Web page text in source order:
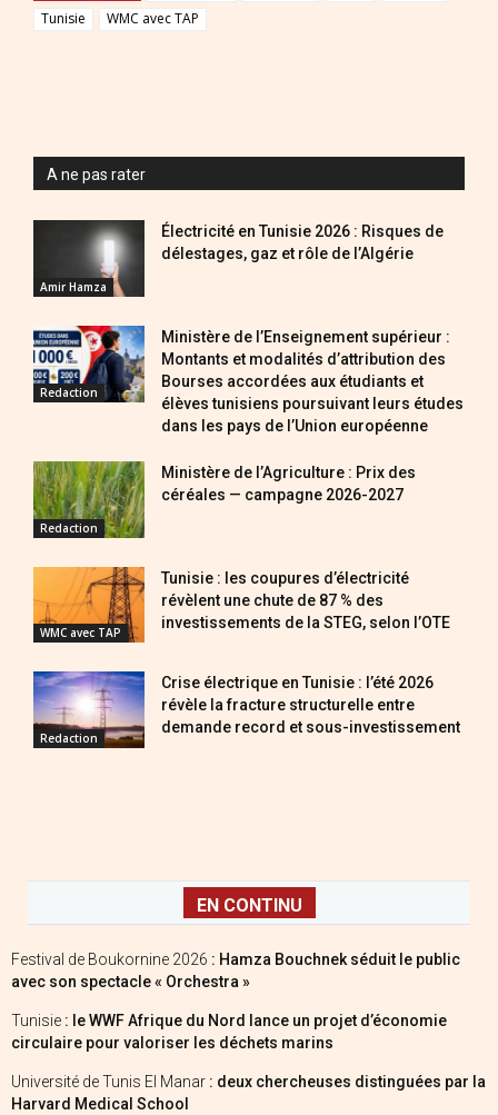
Tunisie
WMC avec TAP
A ne pas rater
Amir Hamza
Électricité en Tunisie 2026 : Risques de
délestages, gaz et rôle de l’Algérie
Redaction
Ministère de l’Enseignement supérieur :
Montants et modalités d’attribution des
Bourses accordées aux étudiants et
élèves tunisiens poursuivant leurs études
dans les pays de l’Union européenne
Redaction
Ministère de l’Agriculture : Prix des
céréales — campagne 2026-2027
WMC avec TAP
Tunisie : les coupures d’électricité
révèlent une chute de 87 % des
investissements de la STEG, selon l’OTE
Redaction
Crise électrique en Tunisie : l’été 2026
révèle la fracture structurelle entre
demande record et sous-investissement
EN CONTINU
Festival de Boukornine 2026 : Hamza Bouchnek séduit le public
avec son spectacle « Orchestra »
Tunisie : le WWF Afrique du Nord lance un projet d’économie
circulaire pour valoriser les déchets marins
Université de Tunis El Manar : deux chercheuses distinguées par la
Harvard Medical School